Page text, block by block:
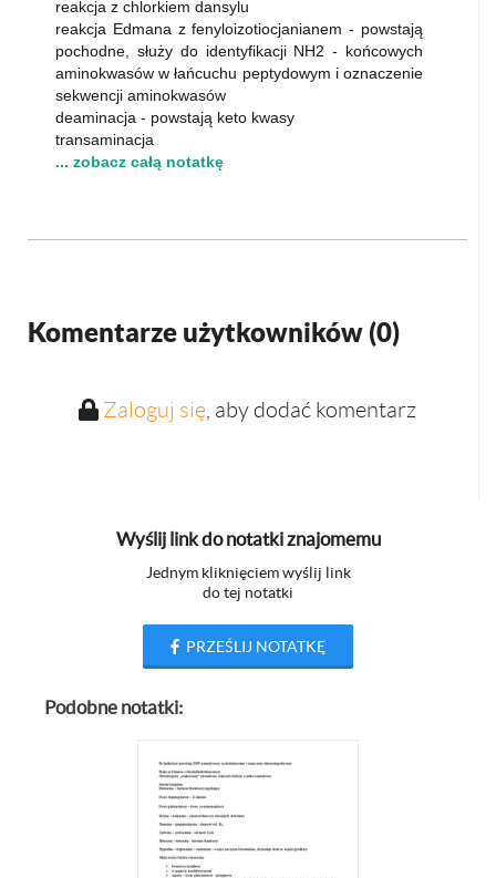
reakcja z chlorkiem dansylu
reakcja Edmana z fenyloizotiocjanianem - powstają
pochodne, służy do identyfikacji NH2 - końcowych
aminokwasów w łańcuchu peptydowym i oznaczenie
sekwencji aminokwasów
deaminacja - powstają keto kwasy
transaminacja
... zobacz całą notatkę
Komentarze użytkowników (0)
Zaloguj się, aby dodać komentarz
Wyślij link do notatki znajomemu
Jednym kliknięciem wyślij link
do tej notatki
PRZEŚLIJ NOTATKĘ
Podobne notatki: